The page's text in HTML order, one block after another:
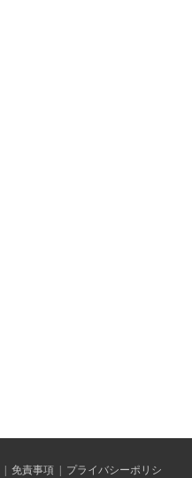
免責事項 プライバシーポリシ